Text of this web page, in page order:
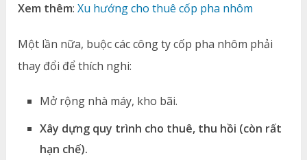
Xem thêm:Xu hướng cho thuê cốp pha nhôm
Một lần nữa, buộc các công ty cốp pha nhôm phải
thay đổi để thích nghi:
Mở rộng nhà máy, kho bãi.
Xây dựng quy trình cho thuê, thu hồi (còn rất
hạn chế).